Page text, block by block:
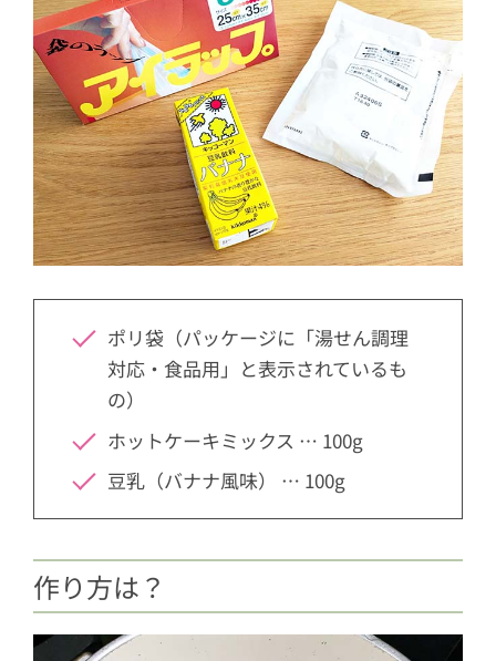
ポリ袋（パッケージに「湯せん調理
対応・食品用」と表示されているも
の）
ホットケーキミックス … 100g
豆乳（バナナ風味） … 100g
作り方は？